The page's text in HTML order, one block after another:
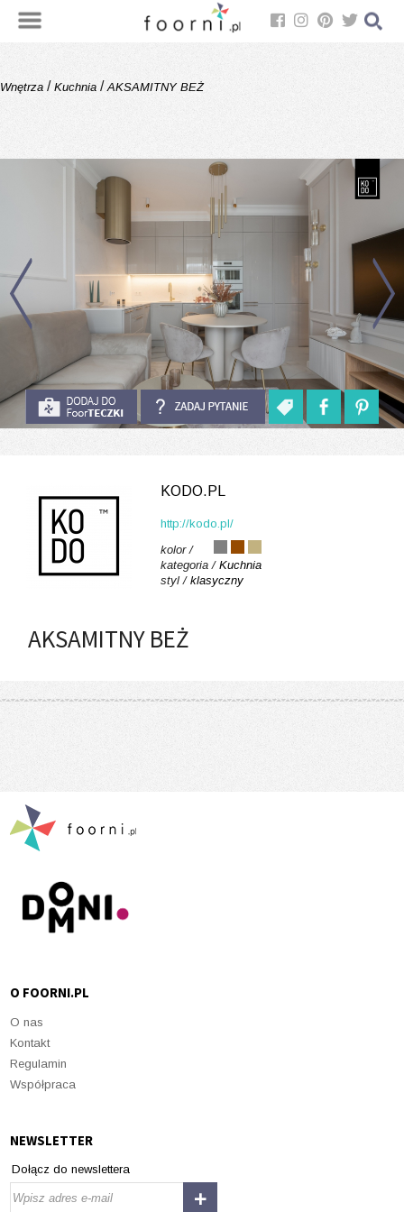
Wnętrza / Kuchnia / AKSAMITNY BEŻ
KODO.PL
http://kodo.pl/
kolor /
kategoria / Kuchnia
styl / klasyczny
AKSAMITNY BEŻ
O FOORNI.PL
O nas
Kontakt
Regulamin
Współpraca
NEWSLETTER
Dołącz do newslettera